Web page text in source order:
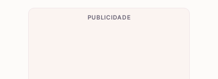
PUBLICIDADE